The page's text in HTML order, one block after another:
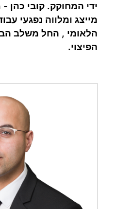
ידי המחוקק. קובי כהן -
מייצג ומלווה נפגעי
הלאומי , החל משלב
הפיצוי.